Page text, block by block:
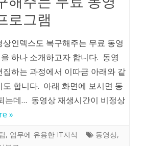
로그램
인덱스도 복구해주는 무료 동영
하나 소개하고자 합니다. 동영
하는 과정에서 이따금 아래와 같
도 합니다. 아래 화면에 보시면 동
는데… 동영상 재생시간이 비정상
»
, 업무에 유용한 IT지식 동영상,